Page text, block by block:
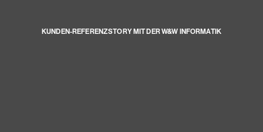
KUNDEN-REFERENZSTORY MIT DER W&W INFORMATIK